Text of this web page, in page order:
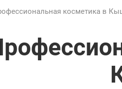
косметика в